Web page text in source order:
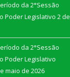
da 2°Sessão
Poder Legislativo 2 de
da 2°Sessão
Poder Legislativo
maio de 2026